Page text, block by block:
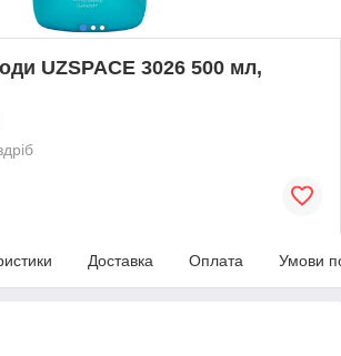
UZSPACE 3026 500 мл,
Доставка Оплата Умови